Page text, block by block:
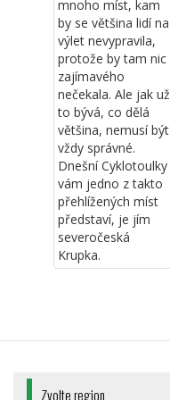
mnoho míst, kam
by se většina lidí na
výlet nevypravila,
protože by tam nic
zajímavého
nečekala. Ale jak už
to bývá, co dělá
většina, nemusí být
vždy správné.
Dnešní Cyklotoulky
vám jedno z takto
přehlížených míst
představí, je jím
severočeská
Krupka.
Zvolte region